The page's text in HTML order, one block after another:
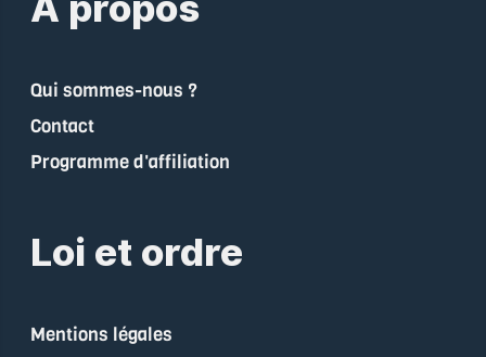
Qui sommes-nous ?
Contact
Programme d'affiliation
Loi et ordre
Mentions légales